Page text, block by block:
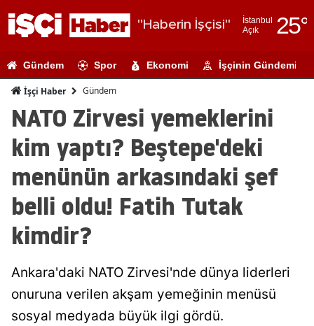
"Haberin İşçisi"
İstanbul
Açık
25°
Adıyaman
Ağrı
Amasya
Ankara
Aydın
Balıkesir
Gündem Spor Ekonomi İşçinin Gündemi
İşçi Haber Gündem
NATO Zirvesi yemeklerini
kim yaptı? Beştepe'deki
menünün arkasındaki şef
belli oldu! Fatih Tutak
kimdir?
Ankara'daki NATO Zirvesi'nde dünya liderleri
onuruna verilen akşam yemeğinin menüsü
sosyal medyada büyük ilgi gördü.